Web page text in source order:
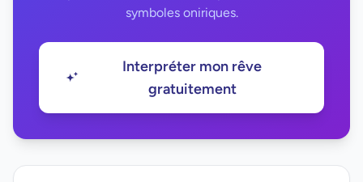
symboles oniriques.
Interpréter mon rêve
gratuitement